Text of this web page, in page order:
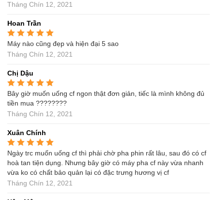
Tháng Chín 12, 2021
Hoan Trần
Được xếp hạng55
sao
Máy nào cũng đẹp và hiện đại 5 sao
Tháng Chín 12, 2021
Chị Dậu
Được xếp hạng55
sao
Bây giờ muốn uống cf ngon thật đơn giản, tiếc là mình không đủ
tiền mua ????????
Tháng Chín 12, 2021
Xuân Chính
Được xếp hạng55
sao
Ngày trc muốn uống cf thì phải chờ pha phin rất lâu, sau đó có cf
hoà tan tiện dụng. Nhưng bây giờ có máy pha cf này vừa nhanh
vừa ko có chất bảo quản lại có đặc trưng hương vị cf
Tháng Chín 12, 2021